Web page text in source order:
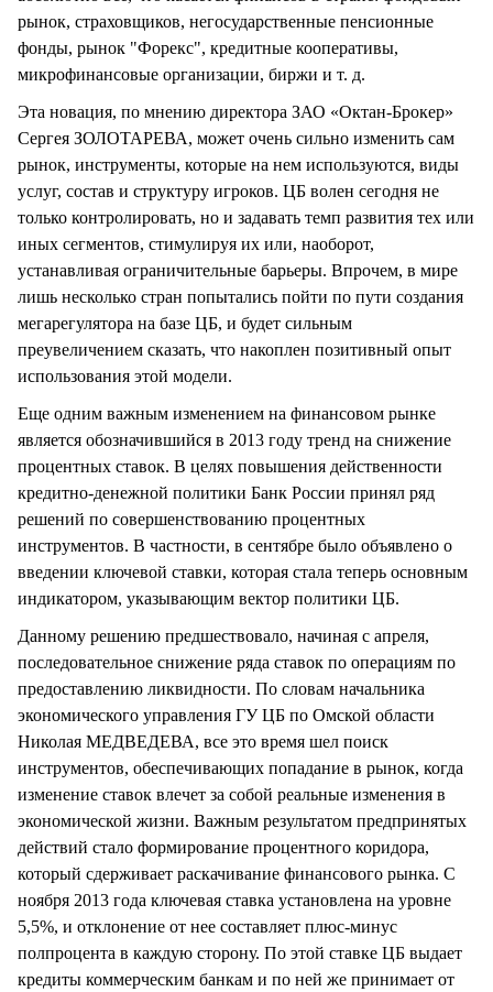
рынок, страховщиков, негосударственные пенсионные
фонды, рынок "Форекс", кредитные кооперативы,
микрофинансовые организации, биржи и т. д.
Эта новация, по мнению директора ЗАО «Октан-Брокер»
Сергея ЗОЛОТАРЕВА, может очень сильно изменить сам
рынок, инструменты, которые на нем используются, виды
услуг, состав и структуру игроков. ЦБ волен сегодня не
только контролировать, но и задавать темп развития тех или
иных сегментов, стимулируя их или, наоборот,
устанавливая ограничительные барьеры. Впрочем, в мире
лишь несколько стран попытались пойти по пути создания
мегарегулятора на базе ЦБ, и будет сильным
преувеличением сказать, что накоплен позитивный опыт
использования этой модели.
Еще одним важным изменением на финансовом рынке
является обозначившийся в 2013 году тренд на снижение
процентных ставок. В целях повышения действенности
кредитно-денежной политики Банк России принял ряд
решений по совершенствованию процентных
инструментов. В частности, в сентябре было объявлено о
введении ключевой ставки, которая стала теперь основным
индикатором, указывающим вектор политики ЦБ.
Данному решению предшествовало, начиная с апреля,
последовательное снижение ряда ставок по операциям по
предоставлению ликвидности. По словам начальника
экономического управления ГУ ЦБ по Омской области
Николая МЕДВЕДЕВА, все это время шел поиск
инструментов, обеспечивающих попадание в рынок, когда
изменение ставок влечет за собой реальные изменения в
экономической жизни. Важным результатом предпринятых
действий стало формирование процентного коридора,
который сдерживает раскачивание финансового рынка. С
ноября 2013 года ключевая ставка установлена на уровне
5,5%, и отклонение от нее составляет плюс-минус
полпроцента в каждую сторону. По этой ставке ЦБ выдает
кредиты коммерческим банкам и по ней же принимает от